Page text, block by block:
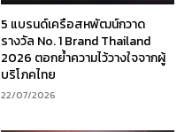
5 แบรนด์เครือสหพัฒน์กวาด
รางวัล No. 1 Brand Thailand
2026 ตอกย้ำความไว้วางใจจากผู้
บริโภคไทย
22/07/2026